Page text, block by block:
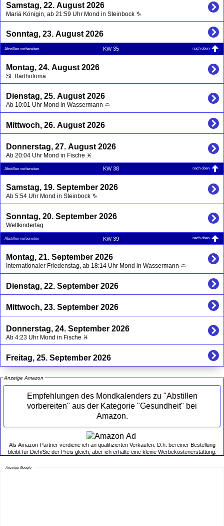
Samstag, 22. August 2026
Mariä Königin, ab 21:59 Uhr Mond in Steinbock ♑
Sonntag, 23. August 2026
Abstillen vorbereiten KW 35 nach oben
Montag, 24. August 2026
St. Bartholomä
Dienstag, 25. August 2026
Ab 10:01 Uhr Mond in Wassermann ♒
Mittwoch, 26. August 2026
Donnerstag, 27. August 2026
Ab 20:04 Uhr Mond in Fische ♓
Abstillen vorbereiten KW 38 nach oben
Samstag, 19. September 2026
Ab 5:54 Uhr Mond in Steinbock ♑
Sonntag, 20. September 2026
Weltkindertag
Abstillen vorbereiten KW 39 nach oben
Montag, 21. September 2026
Internationaler Friedenstag, ab 18:14 Uhr Mond in Wassermann ♒
Dienstag, 22. September 2026
Mittwoch, 23. September 2026
Donnerstag, 24. September 2026
Ab 4:23 Uhr Mond in Fische ♓
Freitag, 25. September 2026
Anzeige Amazon
Empfehlungen des Mondkalenders zu "Abstillen
vorbereiten" aus der Kategorie "Gesundheit" bei
Amazon.
Als Amazon-Partner verdiene ich an qualifizierten Verkäufen. D.h. bei einer Bestellung
bleibt für Dich/Sie der Preis gleich, aber ich erhalte eine kleine Werbekostenerstattung.
Anzeige Google